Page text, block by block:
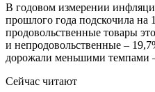
В годовом измерении
прошлого года подскочила на
продовольственные товары
и непродовольственные –
дорожали меньшими темпами
Сейчас читают